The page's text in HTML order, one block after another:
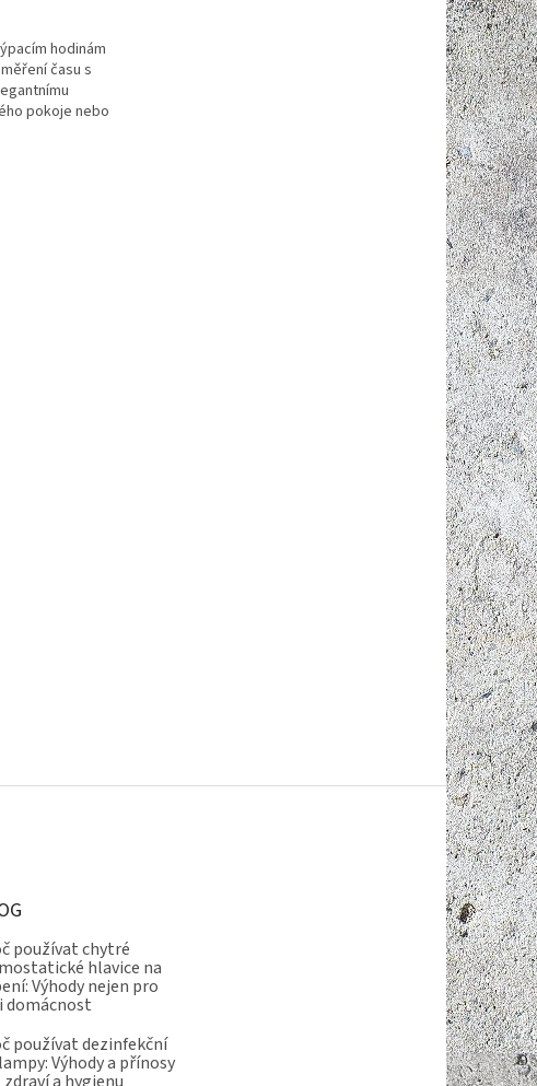
hodinám
času s
pokoje nebo
používat chytré
hlavice na
Výhody nejen pro
domácnost
používat dezinfekční
Výhody a přínosy